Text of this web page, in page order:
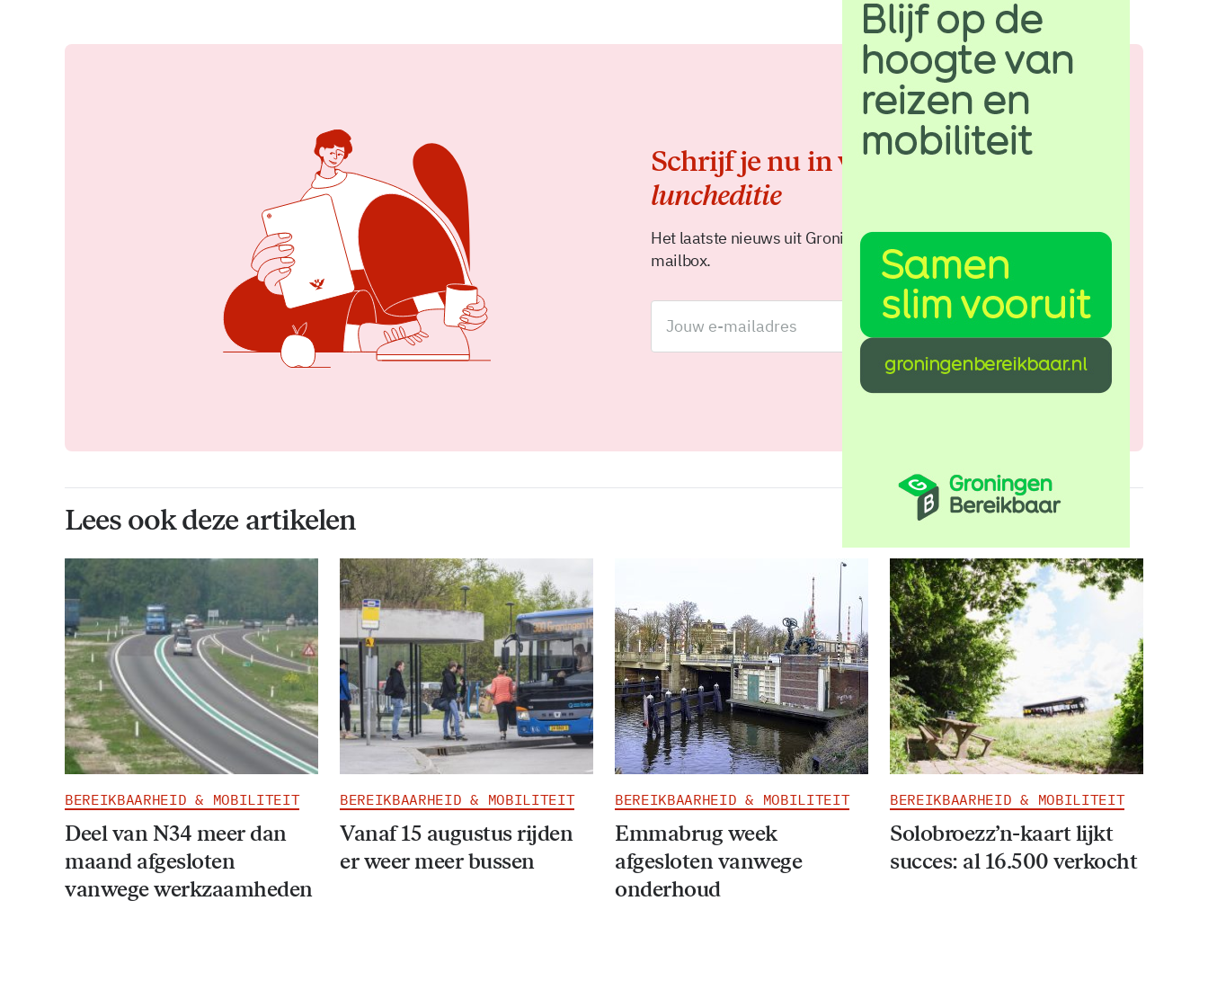
Schrijf je nu in voor de
luncheditie
Het laatste nieuws uit Groningen elke middag in je
mailbox.
Meld je aan
Lees ook deze artikelen
BEREIKBAARHEID & MOBILITEIT
Deel van N34 meer dan
maand afgesloten
vanwege werkzaamheden
BEREIKBAARHEID & MOBILITEIT
Vanaf 15 augustus rijden
er weer meer bussen
BEREIKBAARHEID & MOBILITEIT
Emmabrug week
afgesloten vanwege
onderhoud
BEREIKBAARHEID & MOBILITEIT
Solobroezz’n-kaart lijkt
succes: al 16.500 verkocht